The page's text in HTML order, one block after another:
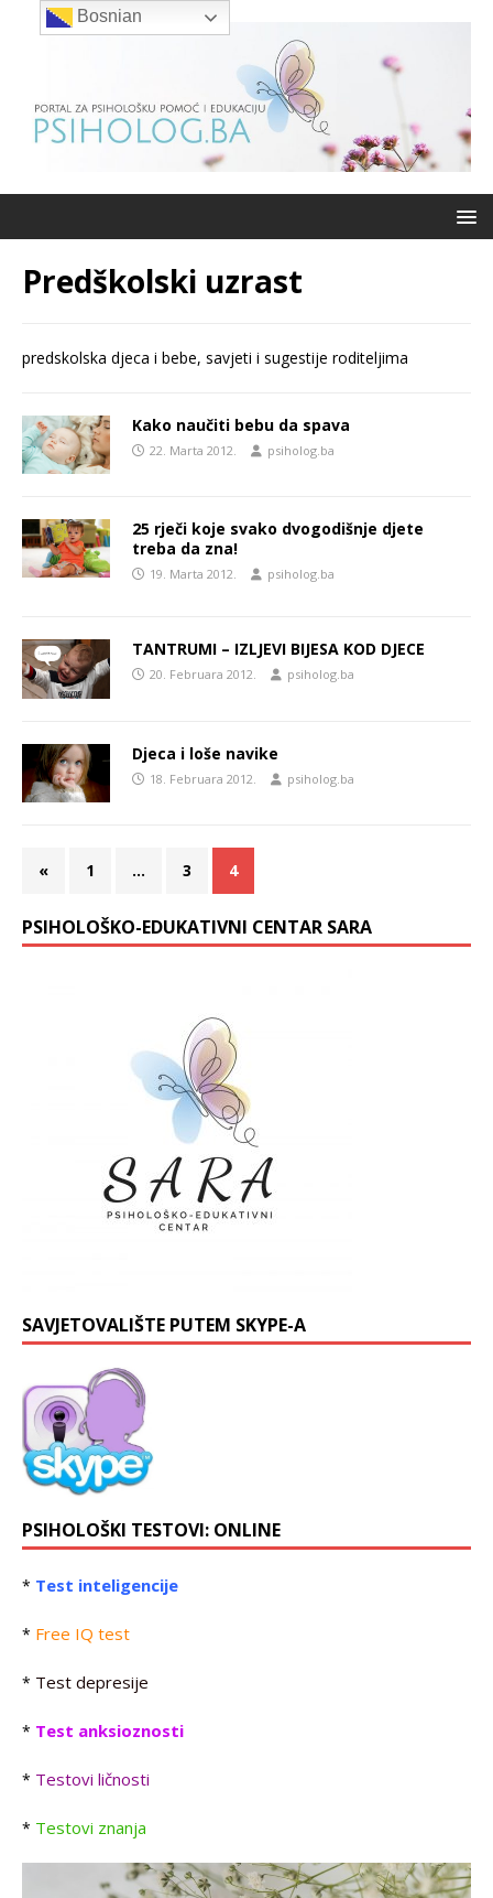
Predškolski uzrast
predskolska djeca i bebe, savjeti i sugestije roditeljima
Kako naučiti bebu da spava
22. Marta 2012. psiholog.ba
25 rječi koje svako dvogodišnje djete
treba da zna!
19. Marta 2012. psiholog.ba
TANTRUMI – IZLJEVI BIJESA KOD DJECE
20. Februara 2012. psiholog.ba
Djeca i loše navike
18. Februara 2012. psiholog.ba
« 1 … 3 4
PSIHOLOŠKO-EDUKATIVNI CENTAR SARA
SAVJETOVALIŠTE PUTEM SKYPE-A
PSIHOLOŠKI TESTOVI: ONLINE
* Test inteligencije
* Free IQ test
* Test depresije
* Test anksioznosti
* Testovi ličnosti
* Testovi znanja
Bosnian